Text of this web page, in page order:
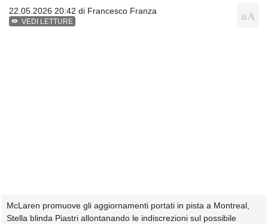
22.05.2026 20:42 di Francesco Franza
VEDI LETTURE
McLaren promuove gli aggiornamenti portati in pista a Montreal,
Stella blinda Piastri allontanando le indiscrezioni sul possibile